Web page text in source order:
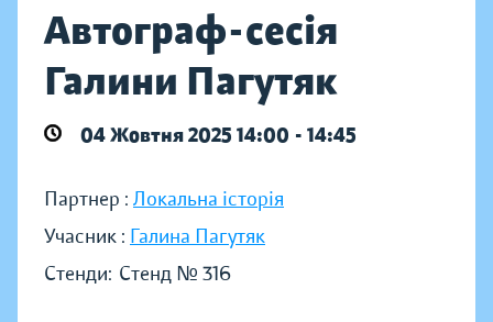
Автограф-сесія
Галини Пагутяк
04 Жовтня 2025 14:00 - 14:45
Партнер : Локальна історія
Учасник : Галина Пагутяк
Стенди: Стенд № 316